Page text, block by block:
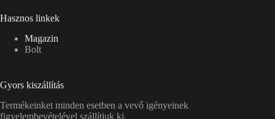
Hasznos linkek
Magazin
Bolt
Gyors kiszállítás
Termékeinket minden esetben a vevő igényeinek
figyelembevételével szállítjuk ki.